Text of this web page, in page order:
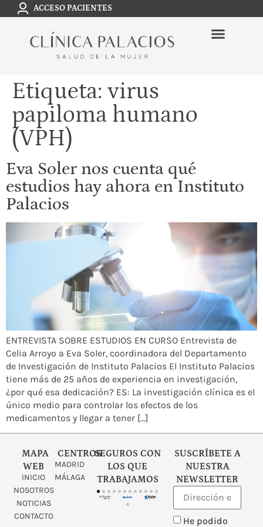
ACCESO PACIENTES
Etiqueta: virus
papiloma humano
(VPH)
Eva Soler nos cuenta qué
estudios hay ahora en Instituto
Palacios
ENTREVISTA SOBRE ESTUDIOS EN CURSO Entrevista de
Celia Arroyo a Eva Soler, coordinadora del Departamento
de Investigación de Instituto Palacios El Instituto Palacios
tiene más de 25 años de experiencia en investigación,
¿por qué esa dedicación? ES: La investigación clínica es el
único medio para controlar los efectos de los
medicamentos y llegar a tener […]
MAPA
WEB
INICIO
NOSOTROS
NOTICIAS
CONTACTO
CENTROS
MADRID
MÁLAGA
SEGUROS CON
LOS QUE
TRABAJAMOS
SUSCRÍBETE A
NUESTRA
NEWSLETTER
He podido